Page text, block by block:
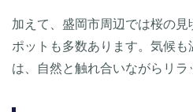
加えて、盛岡市周辺では桜の見
ポットも多数あります。気候
は、自然と触れ合いながらリラ